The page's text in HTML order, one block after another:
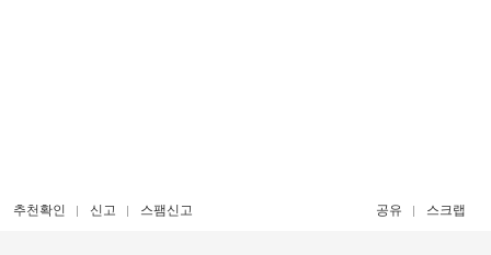
추천확인 신고 스팸신고 공유 스크랩